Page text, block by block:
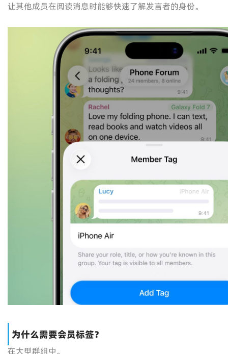
让其他成员在阅读消息时能够快速了解发言者的身份。
为什么需要会员标签？
在大型群组中。